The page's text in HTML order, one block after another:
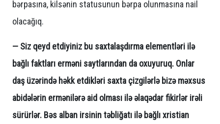
bərpasına, kilsənin statusunun bərpa olunmasına nail
olacağıq.
— Siz qeyd etdiyiniz bu saxtalaşdırma elementləri ilə
bağlı faktları erməni saytlarından da oxuyuruq. Onlar
daş üzərində həkk etdikləri saxta çizgilərlə bizə məxsus
abidələrin ermənilərə aid olması ilə əlaqədar fikirlər irəli
sürürlər. Bəs alban irsinin təbliğatı ilə bağlı xristian